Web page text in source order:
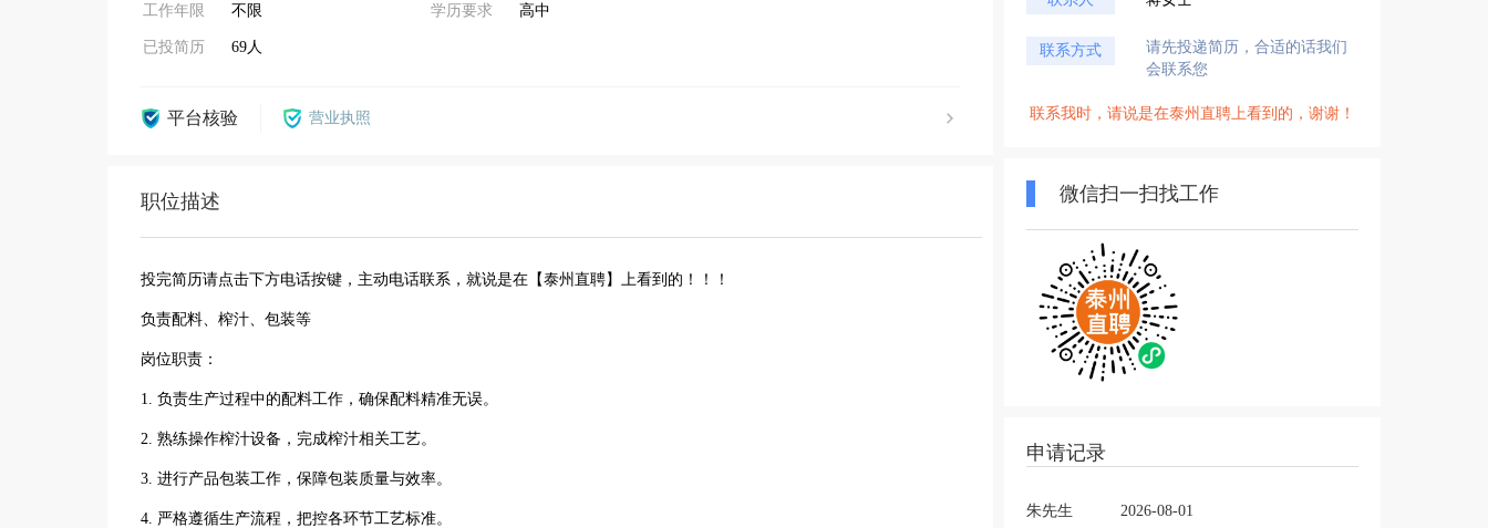
工作年限 不限
已投简历 69人
学历要求 高中
平台核验 营业执照
职位描述
投完简历请点击下方电话按键，主动电话联系，就说是在【泰州直聘】上看到的！！！
负责配料、榨汁、包装等
岗位职责：
1. 负责生产过程中的配料工作，确保配料精准无误。
2. 熟练操作榨汁设备，完成榨汁相关工艺。
3. 进行产品包装工作，保障包装质量与效率。
4. 严格遵循生产流程，把控各环节工艺标准。
联系方式
请先投递简历，合适的话我们
会联系您
联系我时，请说是在泰州直聘上看到的，谢谢！
微信扫一扫找工作
申请记录
朱先生 2026-08-01